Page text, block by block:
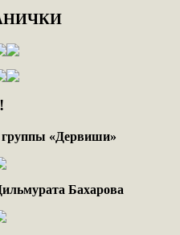
«Дервиши»
Бахарова